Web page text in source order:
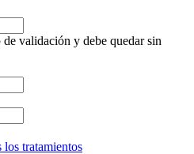
de validación y debe quedar sin
los tratamientos